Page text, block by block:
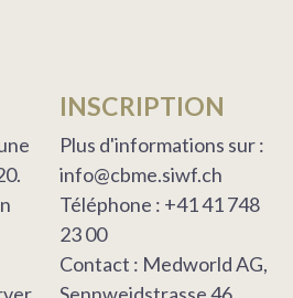
INSCRIPTION
Plus d'informations sur :
info@cbme.siwf.ch
Téléphone : +41 41 748
23 00
Contact : Medworld AG,